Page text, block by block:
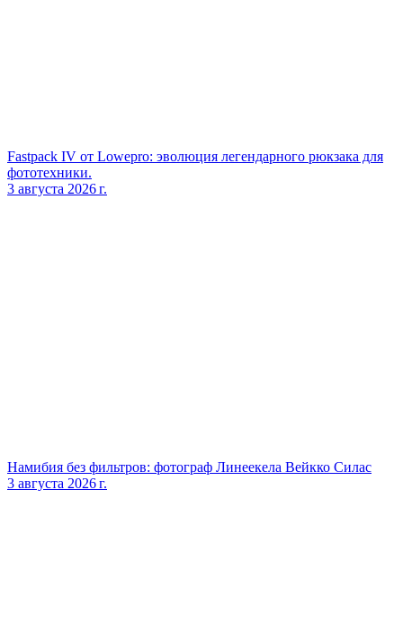
Fastpack IV от Lowepro: эволюция легендарного рюкзака для
фототехники.
3 августа 2026 г.
Намибия без фильтров: фотограф Линеекела Вейкко Силас
3 августа 2026 г.